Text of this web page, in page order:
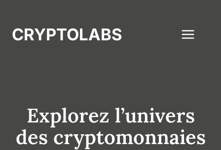
contenu
CRYPTOLABS
Explorez l’univers
des cryptomonnaies